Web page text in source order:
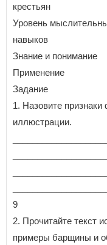
крестьян
Уровень
навыков
Знание и понимание
Применение
Задание
1. Назовите признаки
иллюстрации.
9
2. Прочитайте текст
примеры барщины и